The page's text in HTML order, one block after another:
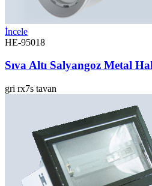
İncele
HE-95018
Sıva Altı Salyangoz Metal
gri rx7s tavan